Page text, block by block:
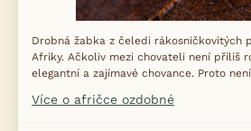
Drobná žabka z čeledi rákosničkovitých
Afriky. Ačkoliv mezi chovateli není příliš
elegantní a zajímavé chovance. Proto
Více o afričce ozdobné